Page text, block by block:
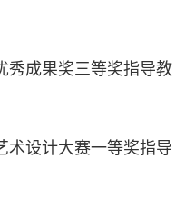
秀成果奖三等奖指导教
术设计大赛一等奖指导